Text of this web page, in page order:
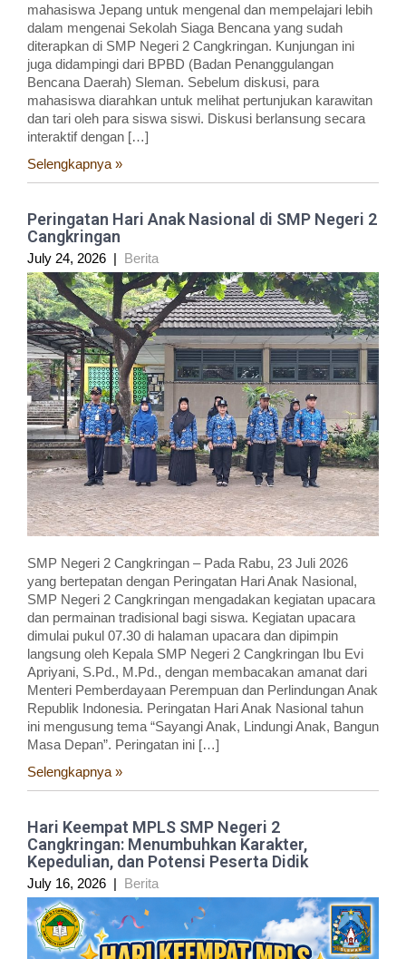
mahasiswa Jepang untuk mengenal dan mempelajari lebih
dalam mengenai Sekolah Siaga Bencana yang sudah
diterapkan di SMP Negeri 2 Cangkringan. Kunjungan ini
juga didampingi dari BPBD (Badan Penanggulangan
Bencana Daerah) Sleman. Sebelum diskusi, para
mahasiswa diarahkan untuk melihat pertunjukan karawitan
dan tari oleh para siswa siswi. Diskusi berlansung secara
interaktif dengan […]
Selengkapnya »
Peringatan Hari Anak Nasional di SMP Negeri 2
Cangkringan
July 24, 2026 | Berita
SMP Negeri 2 Cangkringan – Pada Rabu, 23 Juli 2026
yang bertepatan dengan Peringatan Hari Anak Nasional,
SMP Negeri 2 Cangkringan mengadakan kegiatan upacara
dan permainan tradisional bagi siswa. Kegiatan upacara
dimulai pukul 07.30 di halaman upacara dan dipimpin
langsung oleh Kepala SMP Negeri 2 Cangkringan Ibu Evi
Apriyani, S.Pd., M.Pd., dengan membacakan amanat dari
Menteri Pemberdayaan Perempuan dan Perlindungan Anak
Republik Indonesia. Peringatan Hari Anak Nasional tahun
ini mengusung tema “Sayangi Anak, Lindungi Anak, Bangun
Masa Depan”. Peringatan ini […]
Selengkapnya »
Hari Keempat MPLS SMP Negeri 2
Cangkringan: Menumbuhkan Karakter,
Kepedulian, dan Potensi Peserta Didik
July 16, 2026 | Berita